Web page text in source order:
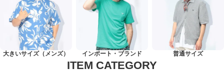
大きいサイズ（メンズ） インポート・ブランド 普通サイズ